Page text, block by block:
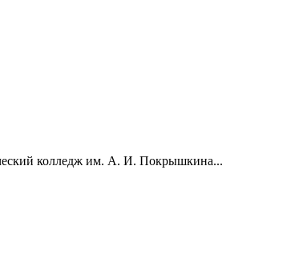
колледж им. А. И. Покрышкина...